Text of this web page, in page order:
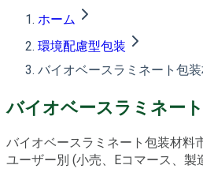
ホーム
環境配慮型包装
バイオベースラミネート包
バイオベースラミネー
バイオベースラミネート包装材料
ユーザー別 (小売、Eコマース、